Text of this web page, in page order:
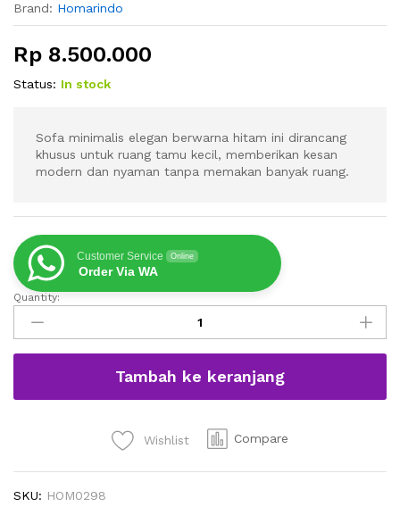
Brand: Homarindo
Rp 8.500.000
Status: In stock
Sofa minimalis elegan berwarna hitam ini dirancang
khusus untuk ruang tamu kecil, memberikan kesan
modern dan nyaman tanpa memakan banyak ruang.
Customer Service Online
Order Via WA
Sofa
Minimalis
Untuk
Ruang
Kecil
Quantity:
Tambah ke keranjang
Wishlist Compare
SKU: HOM0298